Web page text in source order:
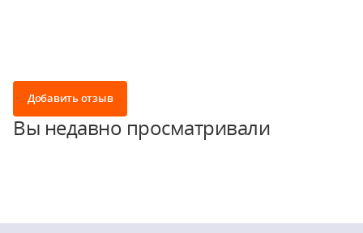
Добавить отзыв
Вы недавно просматривали